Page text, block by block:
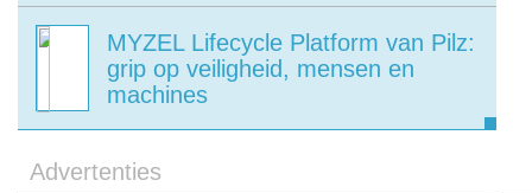
MYZEL Lifecycle Platform van Pilz:
grip op veiligheid, mensen en
machines
Advertenties